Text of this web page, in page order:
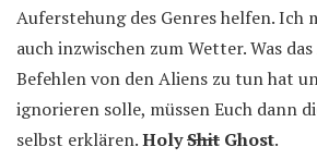
Auferstehung des Genres helfen. Ich
auch inzwischen zum Wetter. Was
Befehlen von den Aliens zu tun hat
ignorieren solle, müssen Euch dann
selbst erklären.HolyShit Ghost.